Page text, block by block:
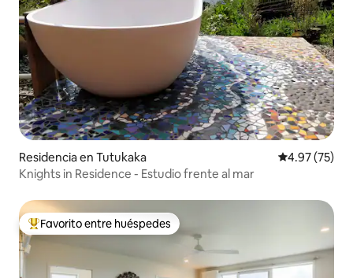
Residencia en Tutukaka Calificación
4.97 (75)
Knights in Residence - Estudio frente al mar
De los mejores en Favorito entre huéspedes
Favorito entre huéspedes